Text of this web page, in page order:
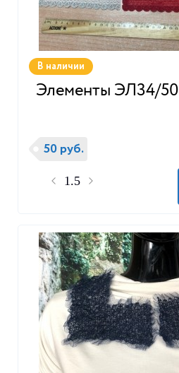
В наличии
Элементы ЭЛ34/50
50 руб.